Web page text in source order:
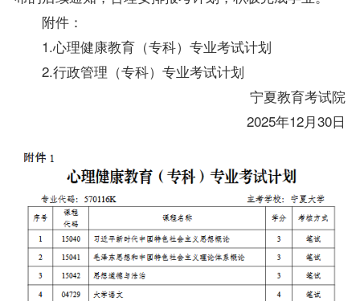
附件：
1.心理健康教育（专科） 专业考试计划
2.行政管理 （专科） 专业考试计划
宁夏教育考试院
2025年12月30日